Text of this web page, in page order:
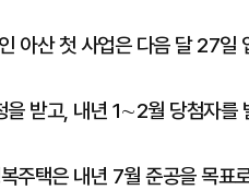
아산 첫 사업은 다음 달 27일
받고, 내년 1∼2월 당첨자를
주택은 내년 7월 준공을 목표